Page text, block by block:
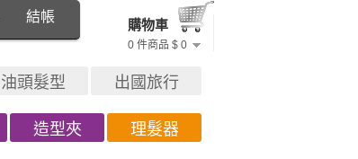
購物車
0 件商品 $ 0
結帳
油頭髮型
出國旅行
造型夾 理髮器